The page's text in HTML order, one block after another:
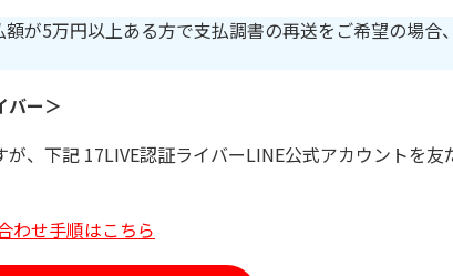
額が5万円以上ある方で支払調書の再送をご希望の場
バー＞
が、下記 17LIVE認証ライバーLINE公式アカウントを
わせ手順はこちら